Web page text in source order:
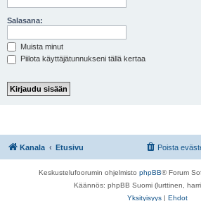
Salasana:
Muista minut
Piilota käyttäjätunnukseni tällä kertaa
Kanala Etusivu Poista
Keskustelufoorumin ohjelmisto phpBB® Forum
Käännös: phpBB Suomi (lurttinen,
Yksityisyys | Ehdot